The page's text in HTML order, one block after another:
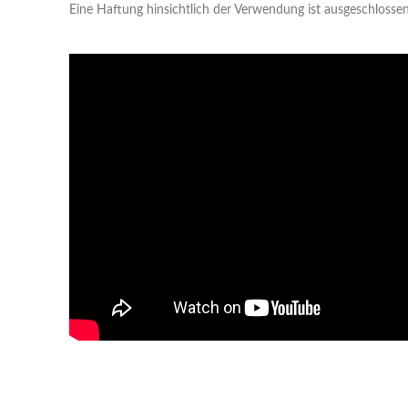
Eine Haftung hinsichtlich der Verwendung ist